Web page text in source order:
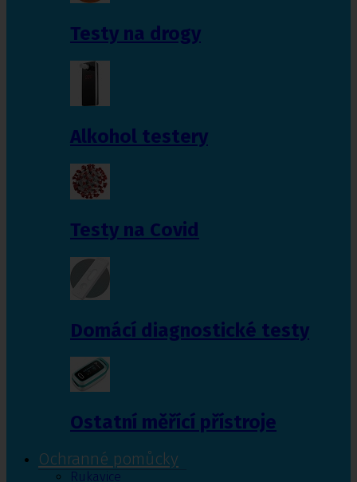
Testy na drogy
Alkohol testery
Testy na Covid
Domácí diagnostické testy
Ostatní měřící přístroje
Ochranné pomůcky
Rukavice